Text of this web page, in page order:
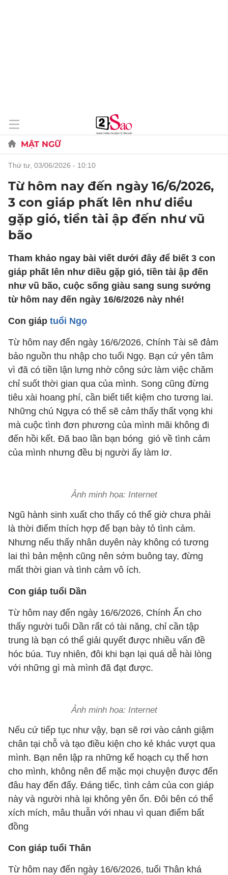
MẬT NGỮ
thứ tư, 03/06/2026 - 10:10
Từ hôm nay đến ngày 16/6/2026,
3 con giáp phất lên như diều
gặp gió, tiền tài ập đến như vũ
bão
Tham khảo ngay bài viết dưới đây để biết 3 con
giáp phất lên như diều gặp gió, tiền tài ập đến
như vũ bão, cuộc sống giàu sang sung sướng
từ hôm nay đến ngày 16/6/2026 này nhé!
Con giáp tuổi Ngọ
Từ hôm nay đến ngày 16/6/2026, Chính Tài sẽ đảm
bảo nguồn thu nhập cho tuổi Ngọ. Bạn cứ yên tâm
vì đã có tiền lận lưng nhờ công sức làm việc chăm
chỉ suốt thời gian qua của mình. Song cũng đừng
tiêu xài hoang phí, cần biết tiết kiệm cho tương lai.
Những chú Ngựa có thể sẽ cảm thấy thất vọng khi
mà cuộc tình đơn phương của mình mãi không đi
đến hồi kết. Đã bao lần bạn bóng gió về tình cảm
của mình nhưng đều bị người ấy làm lơ.
Ảnh minh họa: Internet
Ngũ hành sinh xuất cho thấy có thể giờ chưa phải
là thời điểm thích hợp để bạn bày tỏ tình cảm.
Nhưng nếu thấy nhân duyên này không có tương
lai thì bản mệnh cũng nên sớm buông tay, đừng
mất thời gian và tình cảm vô ích.
Con giáp tuổi Dần
Từ hôm nay đến ngày 16/6/2026, Chính Ấn cho
thấy người tuổi Dần rất có tài năng, chỉ cần tập
trung là bạn có thể giải quyết được nhiều vấn đề
hóc búa. Tuy nhiên, đôi khi bạn lại quá dễ hài lòng
với những gì mà mình đã đạt được.
Ảnh minh họa: Internet
Nếu cứ tiếp tục như vậy, bạn sẽ rơi vào cảnh giậm
chân tại chỗ và tạo điều kiện cho kẻ khác vượt qua
mình. Bạn nên lập ra những kế hoạch cụ thể hơn
cho mình, không nên để mặc mọi chuyện được đến
đâu hay đến đấy. Đáng tiếc, tình cảm của con giáp
này và người nhà lại không yên ổn. Đôi bên có thể
xích mích, mâu thuẫn với nhau vì quan điểm bất
đồng
Con giáp tuổi Thân
Từ hôm nay đến ngày 16/6/2026, tuổi Thân khá